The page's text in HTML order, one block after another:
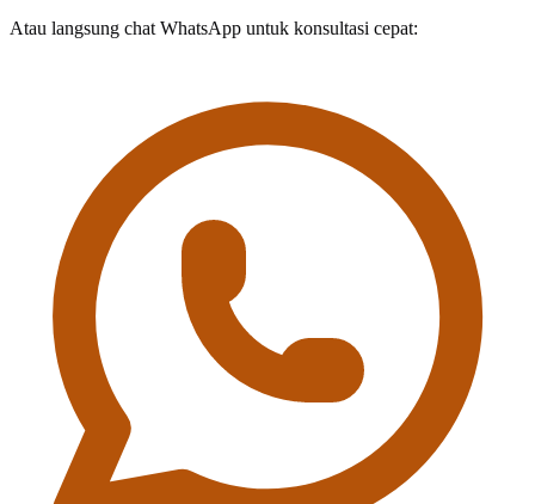
Atau langsung chat WhatsApp untuk konsultasi cepat: